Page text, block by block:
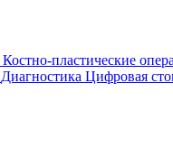
Костно-пластические
Диагностика Цифровая